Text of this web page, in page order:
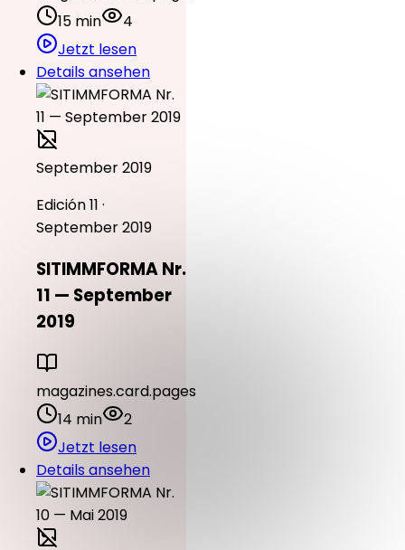
15 min
4
Jetzt lesen
Details ansehen
September 2019
Edición 11 ·
September 2019
SITIMMFORMA Nr.
11 — September
2019
magazines.card.pages
14 min
2
Jetzt lesen
Details ansehen